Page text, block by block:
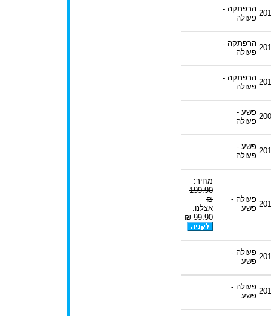
הרפתקה -
פעולה
הרפתקה -
פעולה
הרפתקה -
פעולה
פשע -
פעולה
פשע -
פעולה
פעולה -
פשע
מחיר:
199.90
₪
אצלנו:
99.90 ₪
פעולה -
פשע
פעולה -
פשע